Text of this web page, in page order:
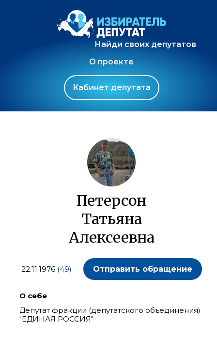
Найди своих депутатов
О проекте
Кабинет депутата
Петерсон
Татьяна
Алексеевна
22.11.1976 (49) Отправить обращение
О себе
Депутат фракции (депутатского объединения)
"ЕДИНАЯ РОССИЯ"